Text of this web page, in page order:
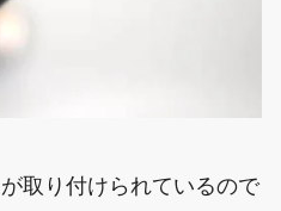
取り付けられているので